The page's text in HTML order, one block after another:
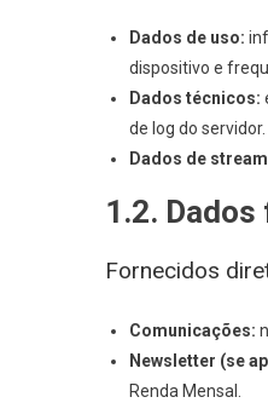
Dados de uso:
dispositivo e
Dados técnicos:
de log do servidor.
Dados de
1.2.
Fornecidos
Comunicações:
Newsletter (se
Renda Mensal.